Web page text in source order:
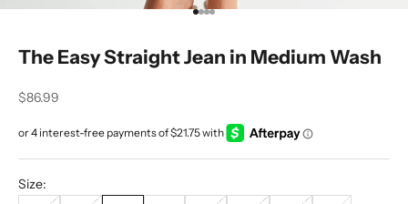
Aller à l'élément 1
Aller à l'élément 2
Aller à l'élément 3
Aller à l'élément 4
The Easy Straight Jean in Medium Wash
Prix de vente
$86.99
Size: